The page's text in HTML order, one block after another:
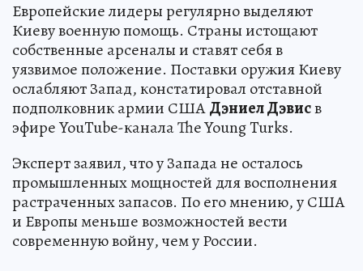
Европейские лидеры регулярно выделяют
Киеву военную помощь. Страны истощают
собственные арсеналы и ставят себя в
уязвимое положение. Поставки оружия Киеву
ослабляют Запад, констатировал отставной
подполковник армии СШАДэниел Дэвисв
эфире YouTube-канала The Young Turks.
Эксперт заявил, что у Запада не осталось
промышленных мощностей для восполнения
растраченных запасов. По его мнению, у США
и Европы меньше возможностей вести
современную войну, чем у России.